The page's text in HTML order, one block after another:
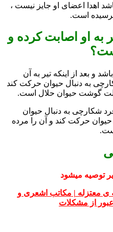
اهدا اعضای او جایز نیست ،
است.
به او اصابت کرده و
و بعد از اینکه تیر به آن
به دنبال حیوان حرکت کند
گوشت حیوان حلال است.
شکارچی به دنبال حیوان
حیوان حرکت کند و آن را مرده
توصیه میشود
ی معتزله | مکاتب اشعری و
از مشکلات